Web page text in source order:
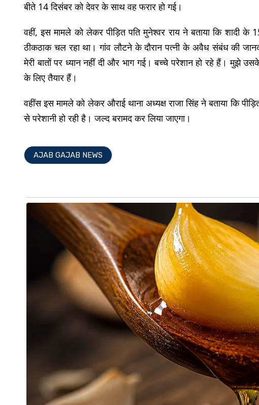
बीते 14 दिसंबर को देवर के साथ वह फरार हो गई।
वहीं, इस मामले को लेकर पीड़ित पति मुनेश्वर राय ने बताया कि शादी
ठीकठाक चल रहा था। गांव लौटने के दौरान पत्नी के अवैध संबंध की
मेरी बातों पर ध्यान नहीं दी और भाग गई। बच्चे परेशान हो रहे हैं। मुझे
के लिए तैयार हैं।
वहींस इस मामले को लेकर औराई थाना अध्यक्ष राजा सिंह ने बताया कि
से परेशानी हो रही है। जल्द बरामद कर लिया जाएगा।
AJAB GAJAB NEWS